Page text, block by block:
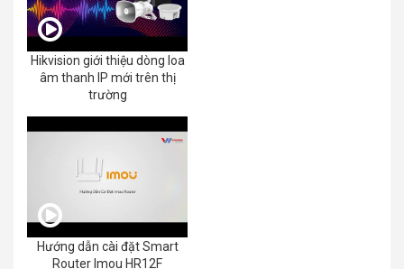
Hikvision giới thiệu dòng loa
âm thanh IP mới trên thị
trường
Hướng dẫn cài đặt Smart
Router Imou HR12F